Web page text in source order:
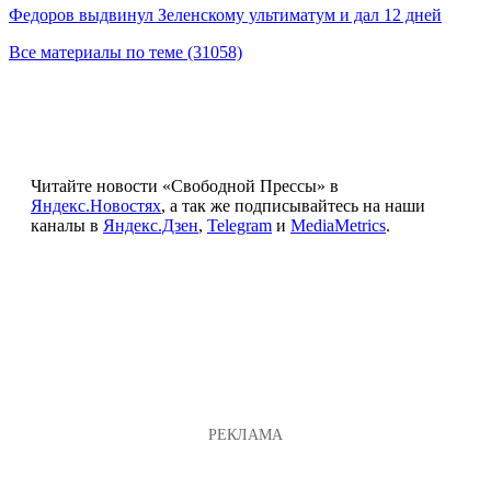
Федоров выдвинул Зеленскому ультиматум и дал 12 дней
Все материалы по теме (31058)
Читайте новости «Свободной Прессы» в
Яндекс.Новостях, а так же подписывайтесь на наши
каналы в Яндекс.Дзен, Telegram и MediaMetrics.